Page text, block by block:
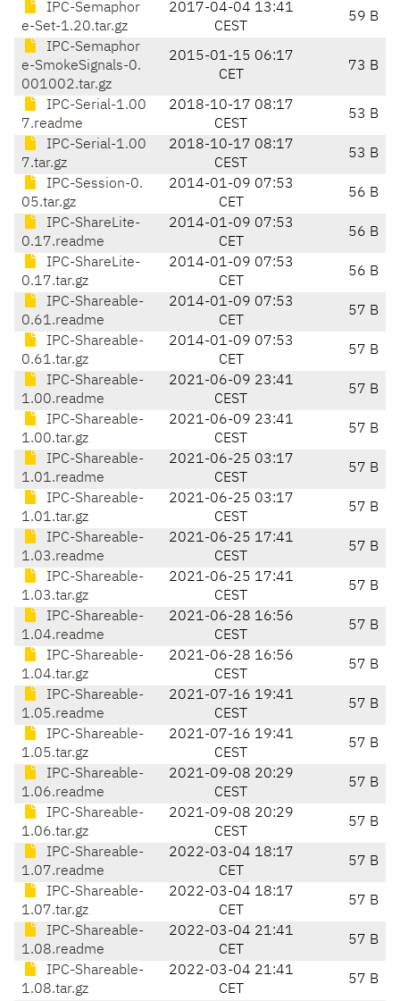
IPC-Semaphor
e-Set-1.20.tar.gz
2017-04-04 13:41
CEST
59 B
IPC-Semaphor
e-SmokeSignals-0.
001002.tar.gz
2015-01-15 06:17
CET
73 B
IPC-Serial-1.00
7.readme
2018-10-17 08:17
CEST
53 B
IPC-Serial-1.00
7.tar.gz
2018-10-17 08:17
CEST
53 B
IPC-Session-0.
05.tar.gz
2014-01-09 07:53
CET
56 B
IPC-ShareLite-
0.17.readme
2014-01-09 07:53
CET
56 B
IPC-ShareLite-
0.17.tar.gz
2014-01-09 07:53
CET
56 B
IPC-Shareable-
0.61.readme
2014-01-09 07:53
CET
57 B
IPC-Shareable-
0.61.tar.gz
2014-01-09 07:53
CET
57 B
IPC-Shareable-
1.00.readme
2021-06-09 23:41
CEST
57 B
IPC-Shareable-
1.00.tar.gz
2021-06-09 23:41
CEST
57 B
IPC-Shareable-
1.01.readme
2021-06-25 03:17
CEST
57 B
IPC-Shareable-
1.01.tar.gz
2021-06-25 03:17
CEST
57 B
IPC-Shareable-
1.03.readme
2021-06-25 17:41
CEST
57 B
IPC-Shareable-
1.03.tar.gz
2021-06-25 17:41
CEST
57 B
IPC-Shareable-
1.04.readme
2021-06-28 16:56
CEST
57 B
IPC-Shareable-
1.04.tar.gz
2021-06-28 16:56
CEST
57 B
IPC-Shareable-
1.05.readme
2021-07-16 19:41
CEST
57 B
IPC-Shareable-
1.05.tar.gz
2021-07-16 19:41
CEST
57 B
IPC-Shareable-
1.06.readme
2021-09-08 20:29
CEST
57 B
IPC-Shareable-
1.06.tar.gz
2021-09-08 20:29
CEST
57 B
IPC-Shareable-
1.07.readme
2022-03-04 18:17
CET
57 B
IPC-Shareable-
1.07.tar.gz
2022-03-04 18:17
CET
57 B
IPC-Shareable-
1.08.readme
2022-03-04 21:41
CET
57 B
IPC-Shareable-
1.08.tar.gz
2022-03-04 21:41
CET
57 B